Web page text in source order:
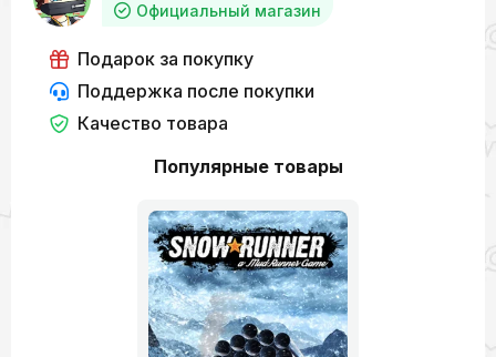
Популярные товары
Официальный магазин
Подарок за покупку
Поддержка после покупки
Качество товара